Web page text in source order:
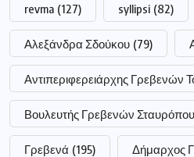
revma (127) syllipsi (82)
Αλεξάνδρα Σδούκου (79)
Αντιπεριφερειάρχης Γρεβενών
Βουλευτής Γρεβενών
Γρεβενά (195) Δήμαρχος